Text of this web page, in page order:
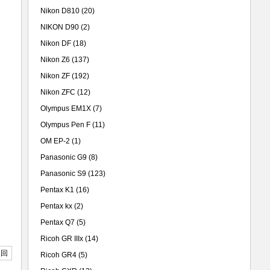
Nikon D810 (20)
NIKON D90 (2)
Nikon DF (18)
Nikon Z6 (137)
Nikon ZF (192)
Nikon ZFC (12)
Olympus EM1X (7)
Olympus Pen F (11)
OM EP-2 (1)
Panasonic G9 (8)
Panasonic S9 (123)
Pentax K1 (16)
Pentax kx (2)
Pentax Q7 (5)
Ricoh GR IIIx (14)
Ricoh GR4 (5)